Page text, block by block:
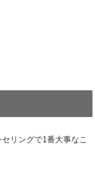
リングで1番大事なこ